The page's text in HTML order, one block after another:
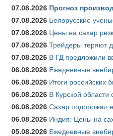
07.08.2026 Прогноз
07.08.2026 Белорусские
07.08.2026 Цены на сахар
07.08.2026 Трейдеры теряют
07.08.2026 В ГД предложили
06.08.2026 Ежедневные
06.08.2026 Итоги российских
06.08.2026 В Курской области
06.08.2026 Сахар подорожал
06.08.2026 Индия: Цены на
05.08.2026 Ежедневные